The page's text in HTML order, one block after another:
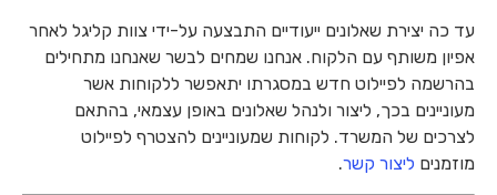
עד כה יצירת שאלונים ייעודיים התבצעה על-ידי צוות קליגל לאחר
אפיון משותף עם הלקוח. אנחנו שמחים לבשר שאנחנו מתחילים
בהרשמה לפיילוט חדש במסגרתו יתאפשר ללקוחות אשר
מעוניינים בכך, ליצור ולנהל שאלונים באופן עצמאי, בהתאם
לצרכים של המשרד. לקוחות שמעוניינים להצטרף לפיילוט
מוזמנים ליצור קשר.